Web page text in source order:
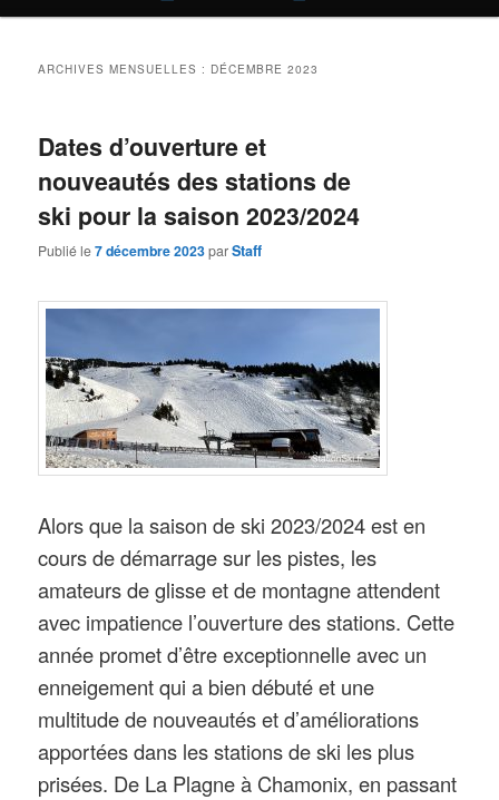
principal
secondaire
ARCHIVES MENSUELLES : DÉCEMBRE 2023
Dates d’ouverture et
nouveautés des stations de
ski pour la saison 2023/2024
Publié le7 décembre 2023parStaff
Alors que la saison de ski 2023/2024 est en
cours de démarrage sur les pistes, les
amateurs de glisse et de montagne attendent
avec impatience l’ouverture des stations. Cette
année promet d’être exceptionnelle avec un
enneigement qui a bien débuté et une
multitude de nouveautés et d’améliorations
apportées dans les stations de ski les plus
prisées. De La Plagne à Chamonix, en passant